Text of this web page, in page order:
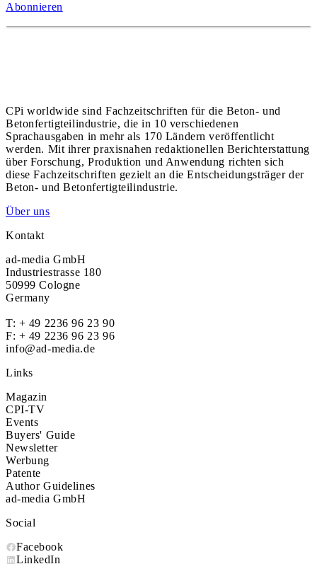
Abonnieren
CPi worldwide sind Fachzeitschriften für die Beton- und
Betonfertigteilindustrie, die in 10 verschiedenen
Sprachausgaben in mehr als 170 Ländern veröffentlicht
werden. Mit ihrer praxisnahen redaktionellen Berichterstattung
über Forschung, Produktion und Anwendung richten sich
diese Fachzeitschriften gezielt an die Entscheidungsträger der
Beton- und Betonfertigteilindustrie.
Über uns
Kontakt
ad-media GmbH
Industriestrasse 180
50999 Cologne
Germany
T: + 49 2236 96 23 90
F: + 49 2236 96 23 96
info@ad-media.de
Links
Magazin
CPI-TV
Events
Buyers' Guide
Newsletter
Werbung
Patente
Author Guidelines
ad-media GmbH
Social
Facebook
LinkedIn